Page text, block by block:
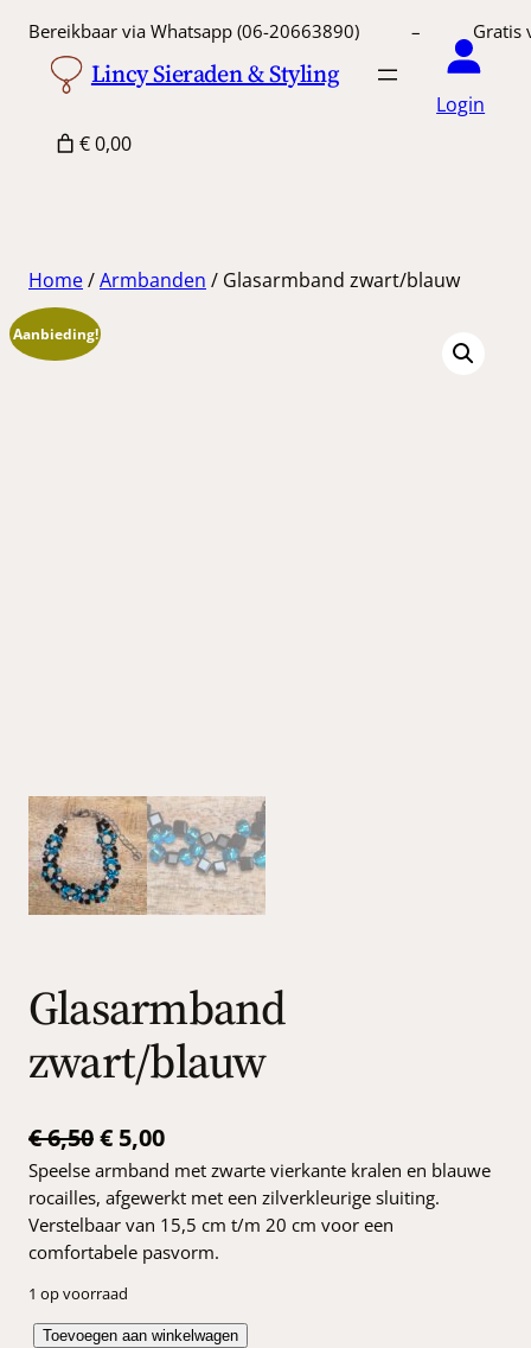
GaBereikbaar via Whatsapp (06-20663890) –
Lincy Sieraden & Styling
Login
€ 0,00
Home/Armbanden / Glasarmband zwart/blauw
Aanbieding!
Glasarmband
zwart/blauw
€6,50O
o
r
s
p
r
€ 5,00H
u
i
d
g
Speelse armband met zwarte vierkante kralen en blauwe
rocailles, afgewerkt met een zilverkleurige sluiting.
Verstelbaar van 15,5 cm t/m 20 cm voor een
comfortabele pasvorm.
1 op voorraad
G Toevoegen aan winkelwagen